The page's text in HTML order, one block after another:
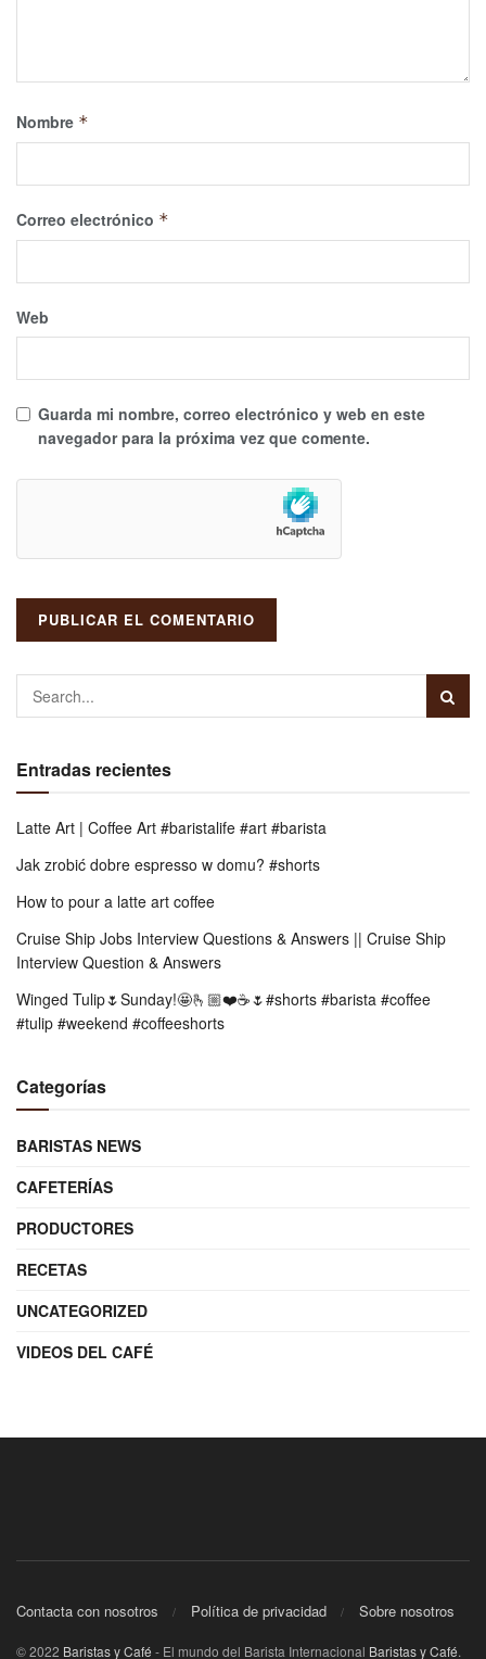
Nombre *
Correo electrónico *
Web
Guarda mi nombre, correo electrónico y web en este
navegador para la próxima vez que comente.
Entradas recientes
Latte Art | Coffee Art #baristalife #art #barista
Jak zrobić dobre espresso w domu? #shorts
How to pour a latte art coffee
Cruise Ship Jobs Interview Questions & Answers || Cruise Ship
Interview Question & Answers
Winged Tulip🌷Sunday!🤩🫰🏼❤️☕️🌷#shorts #barista #coffee
#tulip #weekend #coffeeshorts
Categorías
BARISTAS NEWS
CAFETERÍAS
PRODUCTORES
RECETAS
UNCATEGORIZED
VIDEOS DEL CAFÉ
Contacta con nosotros Política de privacidad Sobre nosotros
© 2022 Baristas y Café - El mundo del Barista Internacional Baristas y Café.